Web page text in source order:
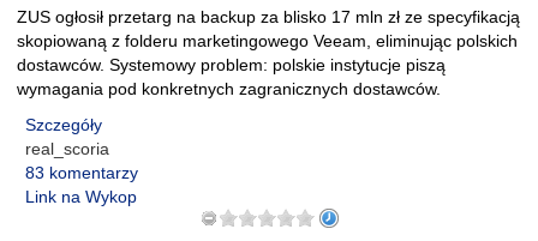
ZUS ogłosił przetarg na backup za blisko 17 mln zł ze specyfikacją
skopiowaną z folderu marketingowego Veeam, eliminując polskich
dostawców. Systemowy problem: polskie instytucje piszą
wymagania pod konkretnych zagranicznych dostawców.
Szczegóły
real_scoria
83 komentarzy
Link na Wykop